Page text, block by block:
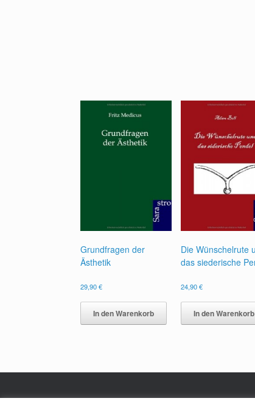
Grundfragen der
Ästhetik
29,90€
In den Warenkorb
Die Wünschelrute
das siederische
24,90€
In den Warenkorb